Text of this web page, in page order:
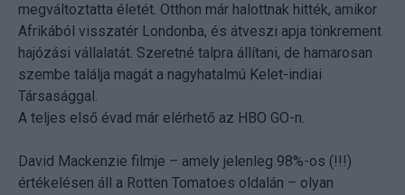
megváltoztatta életét. Otthon már halottnak hitték, amikor
Afrikából visszatér Londonba, és átveszi apja tönkrement
hajózási vállalatát. Szeretné talpra állítani, de hamarosan
szembe találja magát a nagyhatalmú Kelet-indiai
Társasággal.
A teljes első évad már elérhető az HBO GO-n.
David Mackenzie filmje – amely jelenleg 98%-os (!!!)
értékelésen áll a Rotten Tomatoes oldalán – olyan